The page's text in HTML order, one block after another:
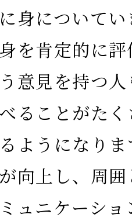
身について
を肯定的に
意見を持つ
ることがた
ようになりま
向上し、周
ュニケーシ